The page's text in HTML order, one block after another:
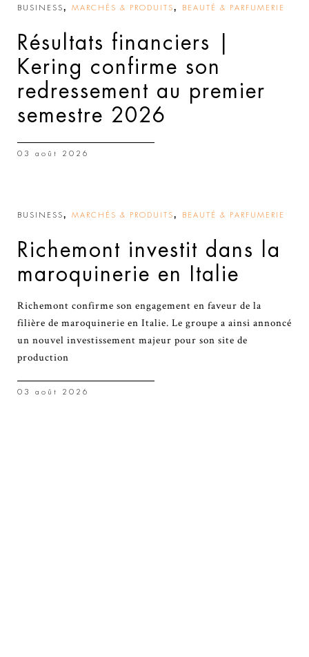
BUSINESS, MARCHÉS & PRODUITS, BEAUTÉ & PARFUMERIE
Résultats financiers |
Kering confirme son
redressement au premier
semestre 2026
03 août 2026
BUSINESS, MARCHÉS & PRODUITS, BEAUTÉ & PARFUMERIE
Richemont investit dans la
maroquinerie en Italie
Richemont confirme son engagement en faveur de la
filière de maroquinerie en Italie. Le groupe a ainsi annoncé
un nouvel investissement majeur pour son site de
production
03 août 2026